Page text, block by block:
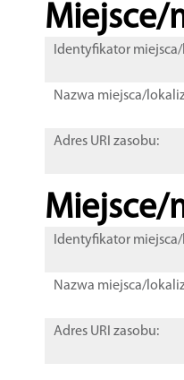
Miejsce/
Identyfikator
Nazwa miejsca/
Adres URI zasobu:
Miejsce/
Identyfikator
Nazwa miejsca/
Adres URI zasobu: